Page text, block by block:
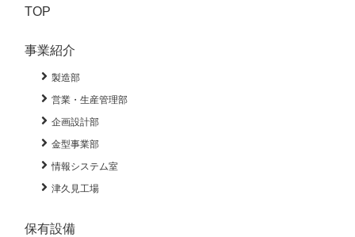
TOP
事業紹介
製造部
営業・生産管理部
企画設計部
金型事業部
情報システム室
津久見工場
保有設備